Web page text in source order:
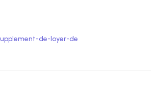
de-loyer-de